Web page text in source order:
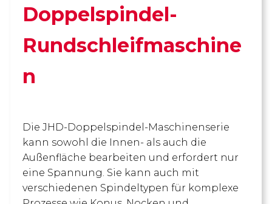
Doppelspindel-
Rundschleifmaschine
n
Die JHD-Doppelspindel-Maschinenserie
kann sowohl die Innen- als auch die
Außenfläche bearbeiten und erfordert nur
eine Spannung. Sie kann auch mit
verschiedenen Spindeltypen für komplexe